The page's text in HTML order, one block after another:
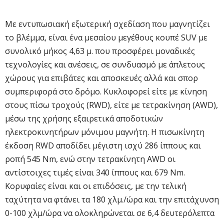
Με εντυπωσιακή εξωτερική σχεδίαση που μαγνητίζει
το βλέμμα, είναι ένα μεσαίου μεγέθους κουπέ SUV με
συνολικό μήκος 4,63 μ. που προσφέρει μοναδικές
τεχνολογίες και ανέσεις, σε συνδυασμό με άπλετους
χώρους για επιβάτες και αποσκευές αλλά και σπορ
συμπεριφορά στο δρόμο. Κυκλοφορεί είτε με κίνηση
στους πίσω τροχούς (RWD), είτε με τετρακίνηση (AWD),
μέσω της χρήσης εξαιρετικά αποδοτικών
ηλεκτροκινητήρων μόνιμου μαγνήτη. Η πισωκίνητη
έκδοση RWD αποδίδει μέγιστη ισχύ 286 ίππους και
ροπή 545 Nm, ενώ στην τετρακίνητη AWD οι
αντίστοιχες τιμές είναι 340 ίππους και 679 Nm.
Κορυφαίες είναι και οι επιδόσεις, με την τελική
ταχύτητα να φτάνει τα 180 χλμ./ώρα και την επιτάχυνση
0-100 χλμ/ώρα να ολοκληρώνεται σε 6,4 δευτερόλεπτα